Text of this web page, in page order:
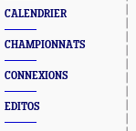
CALENDRIER
CHAMPIONNATS
CONNEXIONS
EDITOS